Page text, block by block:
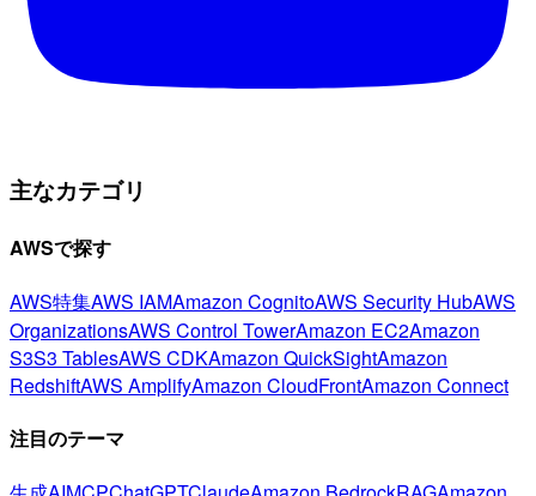
主なカテゴリ
AWSで探す
AWS特集AWS IAMAmazon CognitoAWS Security HubAWS
OrganizationsAWS Control TowerAmazon EC2Amazon
S3S3 TablesAWS CDKAmazon QuickSightAmazon
RedshiftAWS AmplifyAmazon CloudFrontAmazon Connect
注目のテーマ